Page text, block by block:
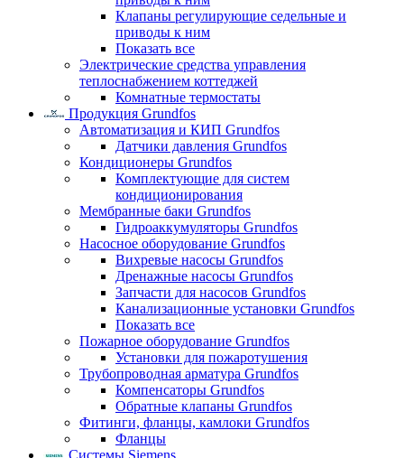
Клапаны регулирующие седельные и
приводы к ним
Показать все
Электрические средства управления
теплоснабжением коттеджей
Комнатные термостаты
Продукция Grundfos
Автоматизация и КИП Grundfos
Датчики давления Grundfos
Кондиционеры Grundfos
Комплектующие для систем
кондиционирования
Мембранные баки Grundfos
Гидроаккумуляторы Grundfos
Насосное оборудование Grundfos
Вихревые насосы Grundfos
Дренажные насосы Grundfos
Запчасти для насосов Grundfos
Канализационные установки Grundfos
Показать все
Пожарное оборудование Grundfos
Установки для пожаротушения
Трубопроводная арматура Grundfos
Компенсаторы Grundfos
Обратные клапаны Grundfos
Фитинги, фланцы, камлоки Grundfos
Фланцы
Системы Siemens